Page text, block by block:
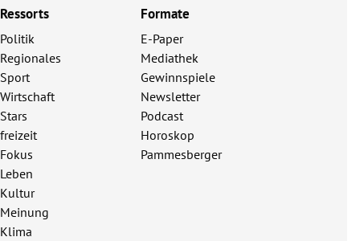
Ressorts
Politik
Regionales
Sport
Wirtschaft
Stars
freizeit
Fokus
Leben
Kultur
Meinung
Klima
Formate
E-Paper
Mediathek
Gewinnspiele
Newsletter
Podcast
Horoskop
Pammesberger